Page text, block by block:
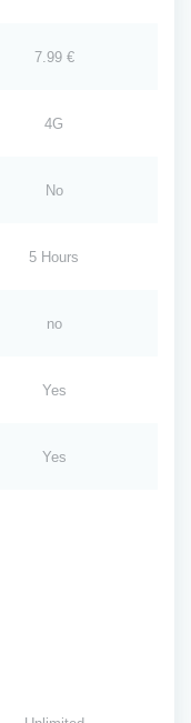
7.99 €
4G
No
5 Hours
no
Yes
Yes